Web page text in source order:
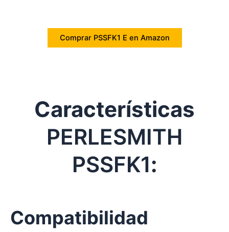
Comprar PSSFK1 E en Amazon
Características
PERLESMITH
‎PSSFK1:
Compatibilidad